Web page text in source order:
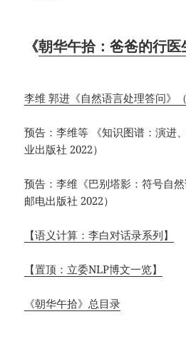
《朝华午拾：爸爸的行医
李维 郭进《自然语言处理答问》
预告：李维等 《知识图谱：演进
业出版社 2022）
预告：李维《巴别塔影：符号自
邮电出版社 2022）
【语义计算：李白对话录系列】
【置顶：立委NLP博文一览】
《朝华午拾》总目录